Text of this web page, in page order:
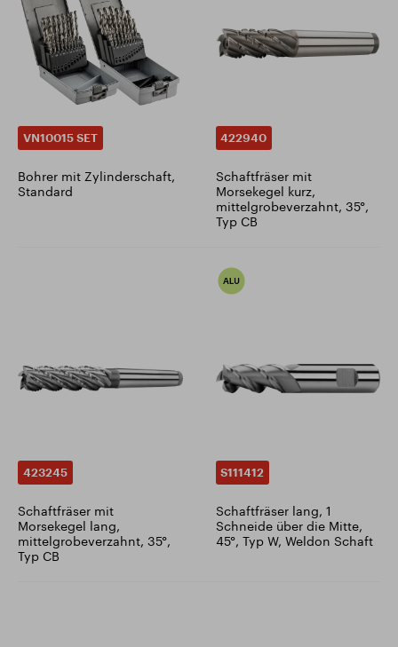
VN10015 SET
Bohrer mit Zylinderschaft,
Standard
422940
Schaftfräser mit
Morsekegel kurz,
mittelgrobeverzahnt, 35°,
Typ CB
423245
Schaftfräser mit
Morsekegel lang,
mittelgrobeverzahnt, 35°,
Typ CB
S111412
Schaftfräser lang, 1
Schneide über die Mitte,
45°, Typ W, Weldon Schaft